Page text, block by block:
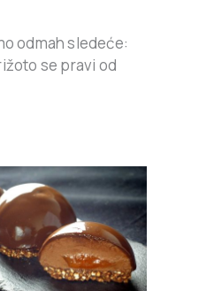
odmah sledeće:
se pravi od